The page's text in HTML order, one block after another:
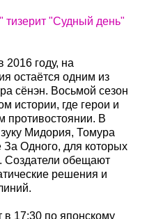
тизерит "Судный день"
году, на
остаётся одним из
сёнэн. Восьмой сезон
истории, где герои и
противостоянии. В
Мидория, Томура
Одного, для которых
Создатели обещают
решения и
17:30 по японскому